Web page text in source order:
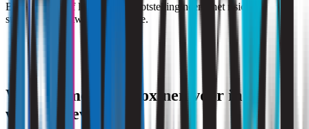
Bij herhaalde of langdurige blootstelling neemt het risico op
structurele luchtwegklachten toe.
Waar komen endotoxinen voor in de
werkomgeving?